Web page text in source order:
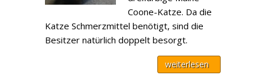
Coone-Katze. Da die
Katze Schmerzmittel benötigt, sind die
Besitzer natürlich doppelt besorgt.
weiterlesen